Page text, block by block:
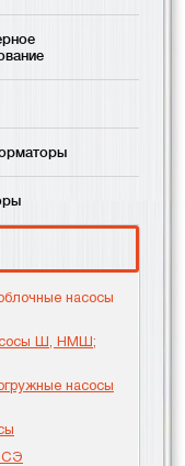
насосы
Ш, НМШ;
насосы
СЭ